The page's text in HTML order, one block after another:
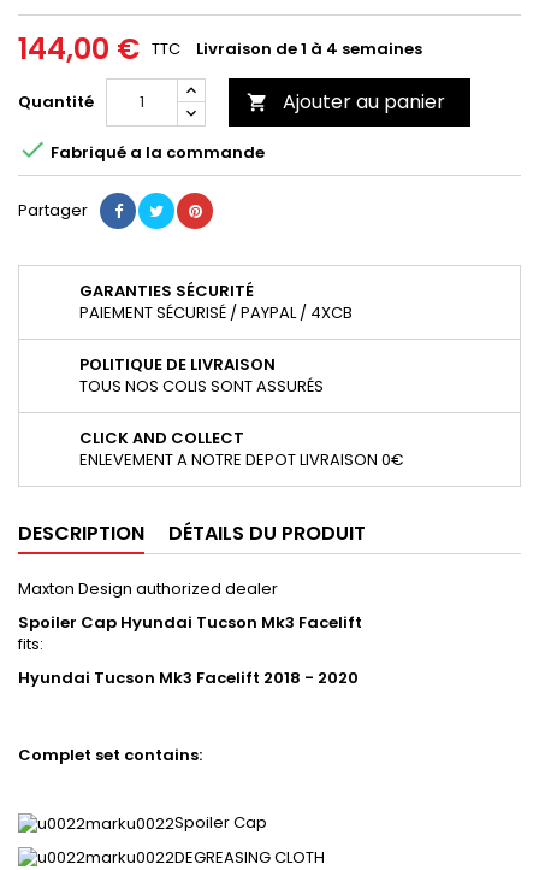
144,00 € TTC Livraison de 1 à 4 semaines
Quantité  Ajouter au panier
 Fabriqué a la commande
Partager
GARANTIES SÉCURITÉ
PAIEMENT SÉCURISÉ / PAYPAL / 4XCB
POLITIQUE DE LIVRAISON
TOUS NOS COLIS SONT ASSURÉS
CLICK AND COLLECT
ENLEVEMENT A NOTRE DEPOT LIVRAISON 0€
DESCRIPTION DÉTAILS DU PRODUIT
Maxton Design authorized dealer
Spoiler Cap Hyundai Tucson Mk3 Facelift
fits:
Hyundai Tucson Mk3 Facelift 2018 - 2020
Complet set contains:
Spoiler Cap
DEGREASING CLOTH